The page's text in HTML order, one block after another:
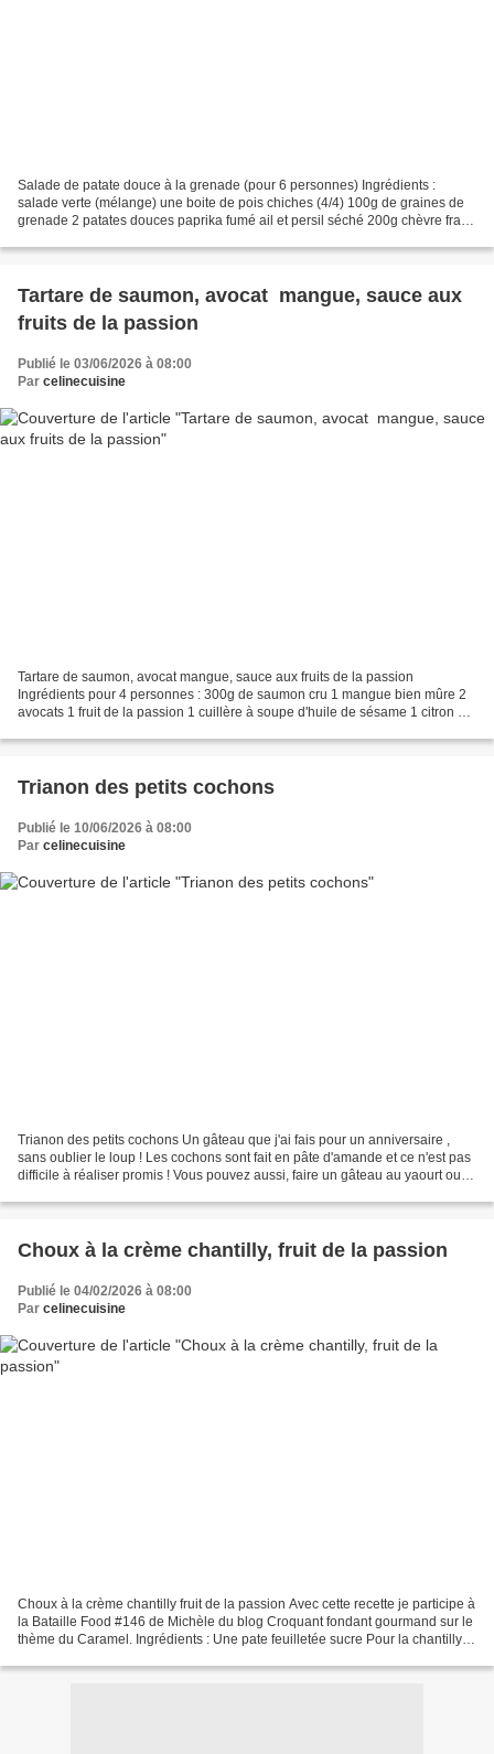
Salade de patate douce à la grenade (pour 6 personnes) Ingrédients :
salade verte (mélange) une boite de pois chiches (4/4) 100g de graines de
grenade 2 patates douces paprika fumé ail et persil séché 200g chèvre frais
Tartare de saumon, avocat mangue, sauce aux
fruits de la passion
Publié le 03/06/2026 à 08:00
Par celinecuisine
Tartare de saumon, avocat mangue, sauce aux fruits de la passion
Ingrédients pour 4 personnes : 300g de saumon cru 1 mangue bien mûre 2
avocats 1 fruit de la passion 1 cuillère à soupe d'huile de sésame 1 citron 1
Trianon des petits cochons
Publié le 10/06/2026 à 08:00
Par celinecuisine
Trianon des petits cochons Un gâteau que j'ai fais pour un anniversaire ,
sans oublier le loup ! Les cochons sont fait en pâte d'amande et ce n'est pas
difficile à réaliser promis ! Vous pouvez aussi, faire un gâteau au yaourt ou
Choux à la crème chantilly, fruit de la passion
Publié le 04/02/2026 à 08:00
Par celinecuisine
Choux à la crème chantilly fruit de la passion Avec cette recette je participe à
la Bataille Food #146 de Michèle du blog Croquant fondant gourmand sur le
thème du Caramel. Ingrédients : Une pate feuilletée sucre Pour la chantilly :